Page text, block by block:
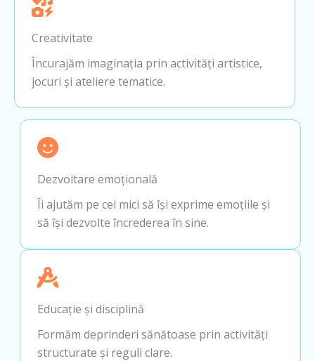
Creativitate
Încurajăm imaginația prin activități artistice,
jocuri și ateliere tematice.
Dezvoltare emoțională
Îi ajutăm pe cei mici să își exprime emoțiile și
să își dezvolte încrederea în sine.
Educație și disciplină
Formăm deprinderi sănătoase prin activități
structurate și reguli clare.